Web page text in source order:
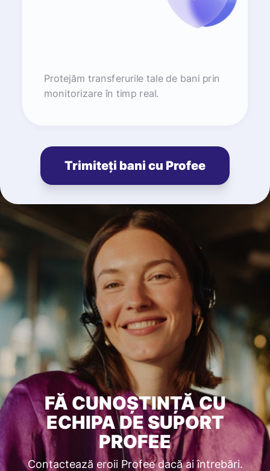
Protejăm transferurile tale de bani prin
monitorizare în timp real.
Trimiteți bani cu Profee
FĂ CUNOȘTINȚĂ CU
ECHIPA DE SUPORT
PROFEE
Contactează eroii Profee dacă ai întrebări.